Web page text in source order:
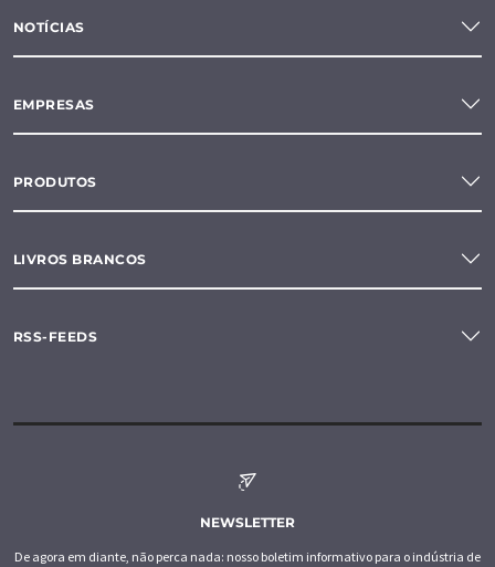
NOTÍCIAS
EMPRESAS
PRODUTOS
LIVROS BRANCOS
RSS-FEEDS
NEWSLETTER
De agora em diante, não perca nada: nosso boletim informativo para o indústria de